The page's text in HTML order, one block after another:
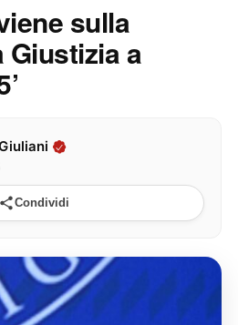
sulla
a
Condividi